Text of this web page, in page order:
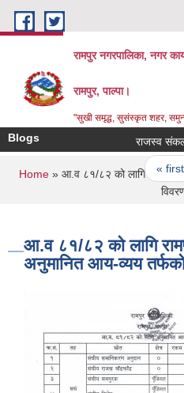
Skip to main content
रामपुर नगरपालिका, नगर
रामपुर, पाल्पा।
"सुखी समृद्ध, सुसंस्कृत शहर,
Blogs राजस्व संकलन
Pages
« first
You are here
Home» आ.व ८१/८२ को लागि रामपुर
आ.व ८१/८२ को लागि
अनुमानित आय-व्यय